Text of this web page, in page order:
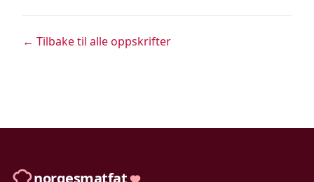
← Tilbake til alle oppskrifter
norgesmatfat